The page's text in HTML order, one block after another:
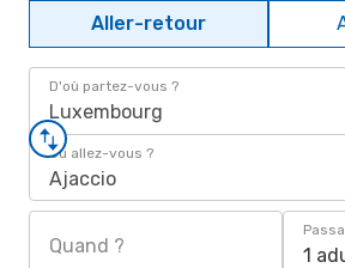
Aller-retour
D'où partez-vous ?
Luxembourg
Où allez-vous ?
Ajaccio
Quand ? 1